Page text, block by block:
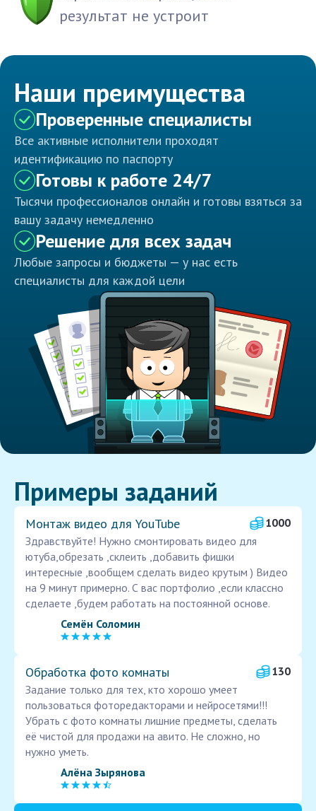
результат не устроит
Наши преимущества
Проверенные специалисты
Все активные исполнители проходят
идентификацию по паспорту
Готовы к работе 24/7
Тысячи профессионалов онлайн и готовы взяться за
вашу задачу немедленно
Решение для всех задач
Любые запросы и бюджеты — у нас есть
специалисты для каждой цели
Примеры заданий
Монтаж видео для YouTube
1000
Здравствуйте! Нужно смонтировать видео для
ютуба,обрезать ,склеить ,добавить фишки
интересные ,вообщем сделать видео крутым ) Видео
на 9 минут примерно. С вас портфолио ,если классно
сделаете ,будем работать на постоянной основе.
Семён Соломин
Обработка фото комнаты
130
Задание только для тех, кто хорошо умеет
пользоваться фоторедакторами и нейросетями!!!
Убрать с фото комнаты лишние предметы, сделать
её чистой для продажи на авито. Не сложно, но
нужно уметь.
Алёна Зырянова